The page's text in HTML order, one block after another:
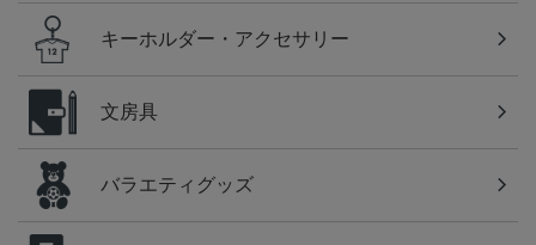
キーホルダー・アクセサリー
文房具
バラエティグッズ